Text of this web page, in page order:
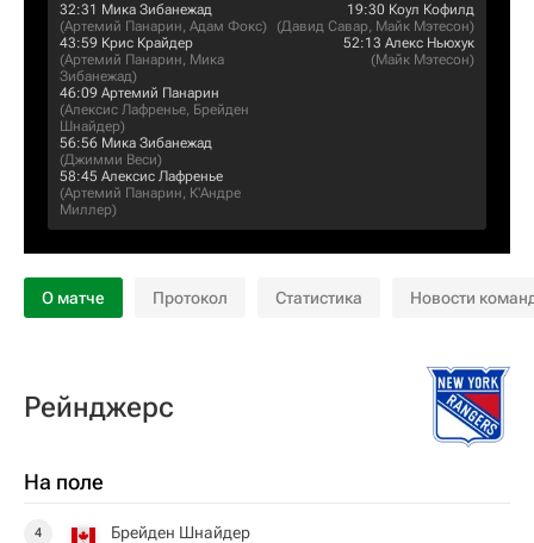
32:31 Мика Зибанежад
(Артемий Панарин, Адам Фокс)
43:59 Крис Крайдер
(Артемий Панарин, Мика
Зибанежад)
46:09 Артемий Панарин
(Алексис Лафренье, Брейден
Шнайдер)
56:56 Мика Зибанежад
(Джимми Веси)
58:45 Алексис Лафренье
(Артемий Панарин, К'Андре
Миллер)
19:30 Коул Кофилд
(Давид Савар, Майк Мэтесон)
52:13 Алекс Ньюхук
(Майк Мэтесон)
О матче Протокол Статистика Новости
Рейнджерс
На поле
4 Брейден Шнайдер